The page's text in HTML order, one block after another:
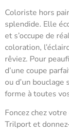
Coloriste hors
splendide. Elle
et s’occupe de
coloration,
rêviez. Pour
d’une coupe
ou d’un bouclage
forme à toutes
Foncez chez
Trilport et